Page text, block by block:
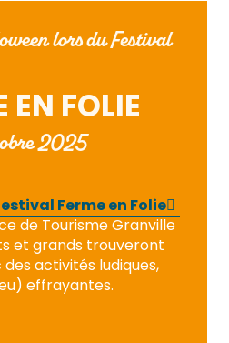
lors du Festival
EN FOLIE
2025
Ferme en Folie
de Tourisme Granville
et grands trouveront
activités ludiques,
effrayantes.